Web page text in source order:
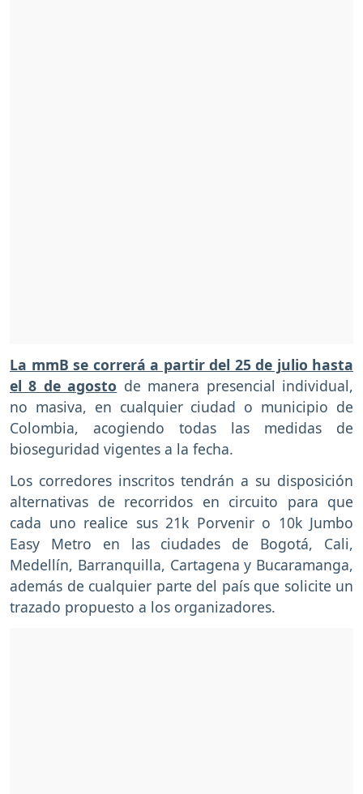
La mmB se correrá a partir del 25 de julio hasta
el 8 de agosto de manera presencial individual,
no masiva, en cualquier ciudad o municipio de
Colombia, acogiendo todas las medidas de
bioseguridad vigentes a la fecha.
Los corredores inscritos tendrán a su disposición
alternativas de recorridos en circuito para que
cada uno realice sus 21k Porvenir o 10k Jumbo
Easy Metro en las ciudades de Bogotá, Cali,
Medellín, Barranquilla, Cartagena y Bucaramanga,
además de cualquier parte del país que solicite un
trazado propuesto a los organizadores.